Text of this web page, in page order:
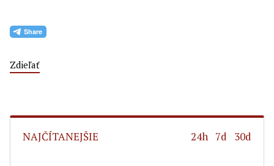
Zdieľať
NAJČÍTANEJŠIE 24h 7d 30d